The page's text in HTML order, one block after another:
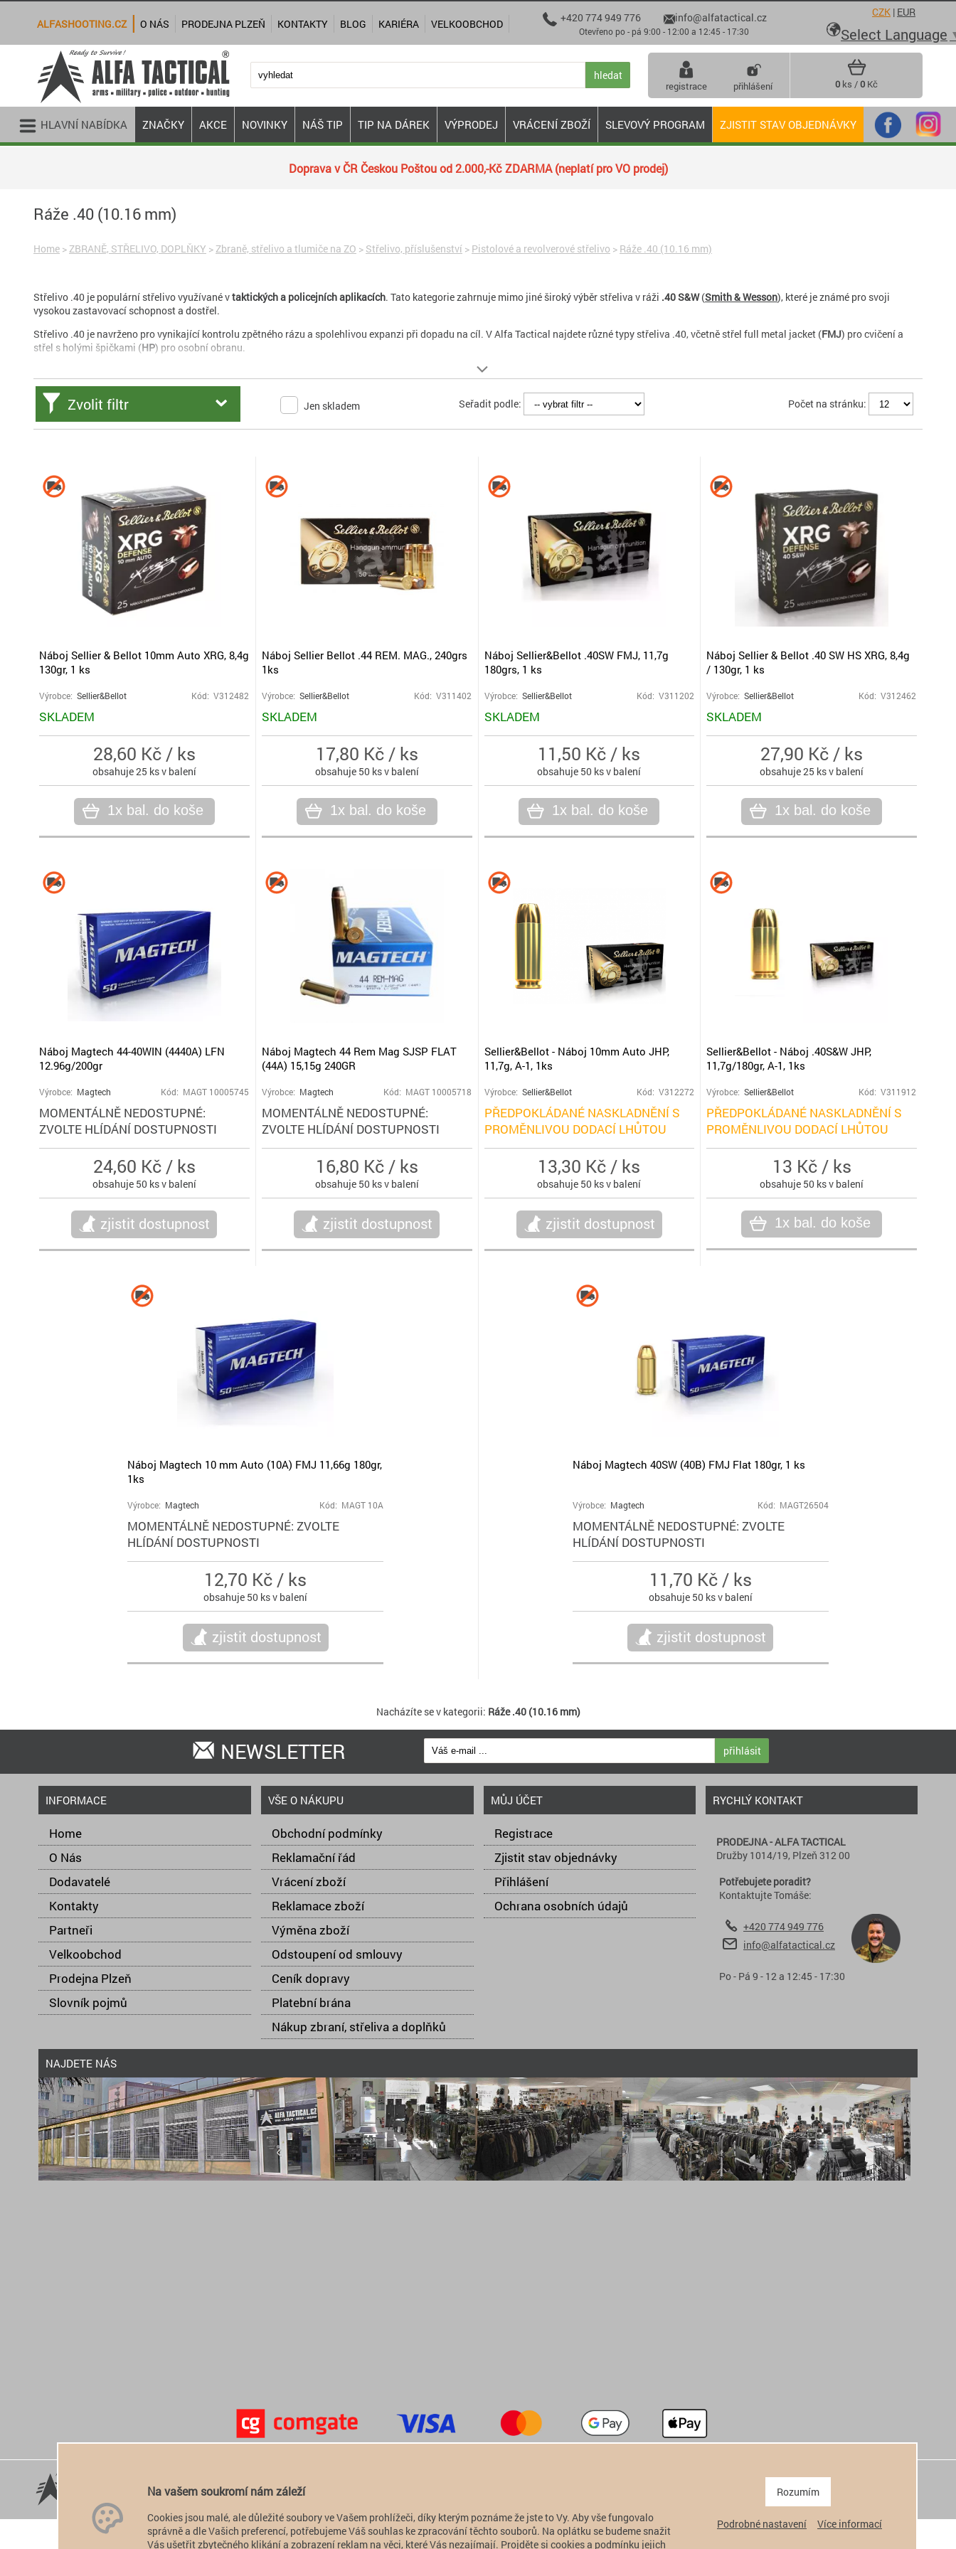
Doprava v ČR Českou Poštou od 2.000,-Kč ZDARMA (neplatí pro VO prodej)
Ráže .40 (10.16 mm)
Home > ZBRANĚ, STŘELIVO, DOPLŇKY > Zbraně, střelivo a tlumiče na ZO > Střelivo, příslušenství > Pistolové a revolverové střelivo > Ráže .40 (10.16 mm)
Střelivo .40 je populární střelivo využívané vtaktických a policejních aplikacích. Tato kategorie zahrnuje mimo jiné široký výběr střeliva v ráži .40 S&W(Smith & Wesson), které je známé pro svoji
vysokou zastavovací schopnost a dostřel.
Střelivo .40 je navrženo pro vynikající kontrolu zpětného rázu a spolehlivou expanzi při dopadu na cíl. V Alfa Tactical najdete různé typy střeliva .40, včetně střel full metal jacket (FMJ) pro cvičení a
střel s holými špičkami (HP) pro osobní obranu.
Zvolit filtr Jen skladem Seřadit podle: Počet na stránku:
Náboj Sellier & Bellot 10mm Auto XRG, 8,4g
130gr, 1 ks
Výrobce: Sellier&Bellot Kód: V312482
SKLADEM
28,60 Kč / ks
obsahuje 25 ks v balení
1x bal. do koše
Náboj Sellier Bellot .44 REM. MAG., 240grs
1ks
Výrobce: Sellier&Bellot Kód: V311402
SKLADEM
17,80 Kč / ks
obsahuje 50 ks v balení
1x bal. do koše
Náboj Sellier&Bellot .40SW FMJ, 11,7g
180grs, 1 ks
Výrobce: Sellier&Bellot Kód: V311202
SKLADEM
11,50 Kč / ks
obsahuje 50 ks v balení
1x bal. do koše
Náboj Sellier & Bellot .40 SW HS XRG, 8,4g
/ 130gr, 1 ks
Výrobce:Sellier&Bellot Kód: V312462
SKLADEM
27,90 Kč / ks
obsahuje 25 ks v balení
1x bal. do koše
Náboj Magtech 44-40WIN (4440A) LFN
12.96g/200gr
Výrobce: Magtech Kód: MAGT 10005745
MOMENTÁLNĚ NEDOSTUPNÉ:
ZVOLTE HLÍDÁNÍ DOSTUPNOSTI
24,60 Kč / ks
obsahuje 50 ks v balení
zjistit dostupnost
Náboj Magtech 44 Rem Mag SJSP FLAT
(44A) 15,15g 240GR
Výrobce: Magtech Kód: MAGT 10005718
MOMENTÁLNĚ NEDOSTUPNÉ:
ZVOLTE HLÍDÁNÍ DOSTUPNOSTI
16,80 Kč / ks
obsahuje 50 ks v balení
zjistit dostupnost
Sellier&Bellot - Náboj 10mm Auto JHP,
11,7g, A-1, 1ks
Výrobce: Sellier&Bellot Kód: V312272
PŘEDPOKLÁDANÉ NASKLADNĚNÍ S
PROMĚNLIVOU DODACÍ LHŮTOU
13,30 Kč / ks
obsahuje 50 ks v balení
zjistit dostupnost
Sellier&Bellot - Náboj .40S&W JHP,
11,7g/180gr, A-1, 1ks
Výrobce:Sellier&Bellot Kód: V311912
PŘEDPOKLÁDANÉ NASKLADNĚNÍ S
PROMĚNLIVOU DODACÍ LHŮTOU
13 Kč / ks
obsahuje 50 ks v balení
1x bal. do koše
Náboj Magtech 10 mm Auto (10A) FMJ 11,66g 180gr,
1ks
Výrobce: Magtech Kód: MAGT 10A
MOMENTÁLNĚ NEDOSTUPNÉ: ZVOLTE
HLÍDÁNÍ DOSTUPNOSTI
12,70 Kč / ks
obsahuje 50 ks v balení
zjistit dostupnost
Náboj Magtech 40SW (40B) FMJ Flat 180gr, 1 ks
Výrobce: Magtech Kód: MAGT26504
MOMENTÁLNĚ NEDOSTUPNÉ: ZVOLTE
HLÍDÁNÍ DOSTUPNOSTI
11,70 Kč / ks
obsahuje 50 ks v balení
zjistit dostupnost
Nacházíte se v kategorii: Ráže .40 (10.16 mm)
HLAVNÍ NABÍDKA ZNAČKY AKCE NOVINKY NÁŠ TIP TIP NA DÁREK VÝPRODEJ VRÁCENÍ ZBOŽÍ SLEVOVÝ PROGRAM ZJISTIT STAV OBJEDNÁVKY
NEWSLETTER přihlásit
INFORMACE
Home
O Nás
Dodavatelé
Kontakty
Partneři
Velkoobchod
Prodejna Plzeň
Slovník pojmů
VŠE O NÁKUPU
Obchodní podmínky
Reklamační řád
Vrácení zboží
Reklamace zboží
Výměna zboží
Odstoupení od smlouvy
Ceník dopravy
Platební brána
Nákup zbraní, střeliva a doplňků
MŮJ ÚČET
Registrace
Zjistit stav objednávky
Přihlášení
Ochrana osobních údajů
RYCHLÝ KONTAKT
PRODEJNA - ALFA TACTICAL
Družby 1014/19, Plzeň 312 00
Potřebujete poradit?
Kontaktujte Tomáše:
+420 774 949 776
info@alfatactical.cz
Po - Pá 9 - 12 a 12:45 - 17:30
NAJDETE NÁS
hledat
registrace přihlášení 0 ks /0 Kč
ALFASHOOTING.CZ O NÁS PRODEJNA PLZEŇ KONTAKTY BLOG KARIÉRA VELKOOBCHOD  +420 774 949 776info@alfatactical.cz
Otevřeno po - pá 9:00 - 12:00 a 12:45 - 17:30
CZK | EUR
Select Language
Na vašem soukromí nám záleží
Cookies jsou malé, ale důležité soubory ve Vašem prohlížeči, díky kterým poznáme že jste to Vy. Aby vše fungovalo
správně a dle Vašich preferencí, potřebujeme Váš souhlas ke zpracování těchto souborů. Na oplátku se budeme snažit
Vás ušetřit zbytečného klikání a zobrazení reklam na věci, které Vás nezajímají. Projděte si cookies a podmínku jejich
Rozumím
Podrobné nastavení Více informací
Copyright 2011 - 2026 alfatactical | vytvořeno adSYSTEM.